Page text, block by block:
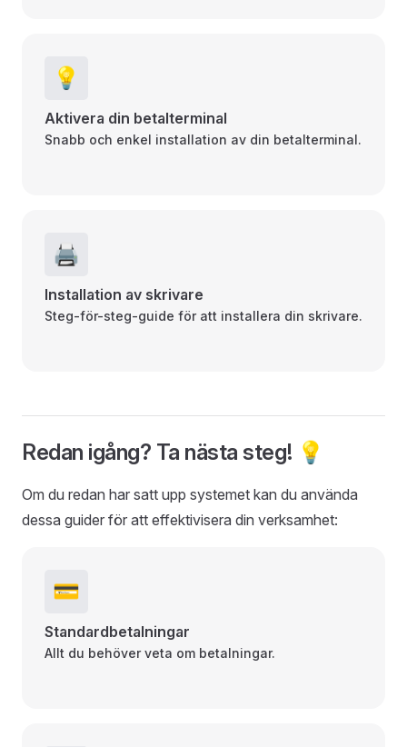
💡
Aktivera din betalterminal
Snabb och enkel installation av din betalterminal.
🖨️
Installation av skrivare
Steg-för-steg-guide för att installera din skrivare.
Redan igång? Ta nästa steg! 💡
Om du redan har satt upp systemet kan du använda
dessa guider för att effektivisera din verksamhet:
💳
Standardbetalningar
Allt du behöver veta om betalningar.